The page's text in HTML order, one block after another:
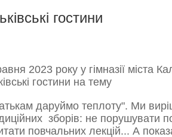
гостини
2023 року у гімназії міста
гостини на тему
даруймо теплоту". Ми
зборів: не порушувати
повчальних лекцій... А